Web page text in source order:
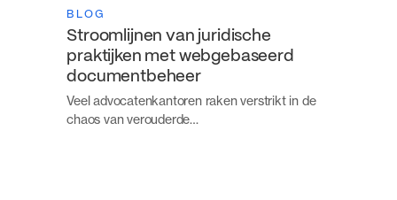
BLOG
Stroomlijnen van juridische
praktijken met webgebaseerd
documentbeheer
Veel advocatenkantoren raken verstrikt in de
chaos van verouderde…